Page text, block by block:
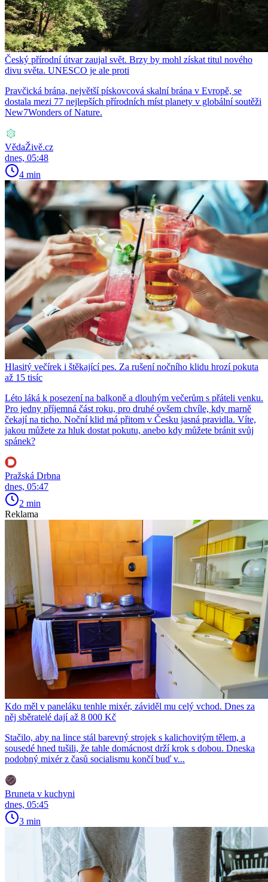
Český přírodní útvar zaujal svět. Brzy by mohl získat titul nového
divu světa. UNESCO je ale proti
Pravčická brána, největší pískovcová skalní brána v Evropě, se
dostala mezi 77 nejlepších přírodních míst planety v globální soutěži
New7Wonders of Nature.
VědaŽivě.cz
dnes, 05:48
4 min
Hlasitý večírek i štěkající pes. Za rušení nočního klidu hrozí pokuta
až 15 tisíc
Léto láká k posezení na balkoně a dlouhým večerům s přáteli venku.
Pro jedny příjemná část roku, pro druhé ovšem chvíle, kdy marně
čekají na ticho. Noční klid má přitom v Česku jasná pravidla. Víte,
jakou můžete za hluk dostat pokutu, anebo kdy můžete bránit svůj
spánek?
Pražská Drbna
dnes, 05:47
2 min
Reklama
Kdo měl v paneláku tenhle mixér, záviděl mu celý vchod. Dnes za
něj sběratelé dají až 8 000 Kč
Stačilo, aby na lince stál barevný strojek s kalichovitým tělem, a
sousedé hned tušili, že tahle domácnost drží krok s dobou. Dneska
podobný mixér z časů socialismu končí buď v...
Bruneta v kuchyni
dnes, 05:45
3 min